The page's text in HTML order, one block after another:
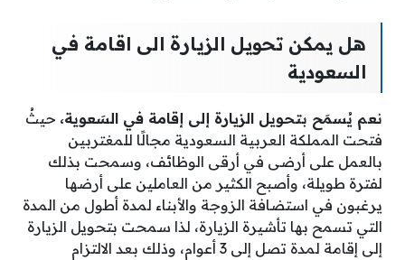
هل يمكن تحويل الزيارة الى اقامة في
السعودية
نعم يُسمَح بتحويل الزيارة إلى إقامة في السَعوية، حيثُ
فتحت المملكة العربية السعودية مجالًا للمغتربين
بالعمل على أرضى في أرقى الوظائف، وسمحت بذلك
لفترة طويلة، وأصبح الكثير من العاملين على أرضها
يرغبون في استضافة الزوجة والأبناء لمدة أطول من المدة
التي تسمح بها تأشيرة الزيارة، لذا سمحت بتحويل الزيارة
إلى إقامة لمدة تصل إلى 3 أعوام، وذلك بعد الالتزام